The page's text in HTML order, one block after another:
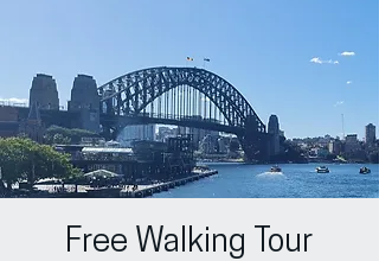
Free Walking Tour